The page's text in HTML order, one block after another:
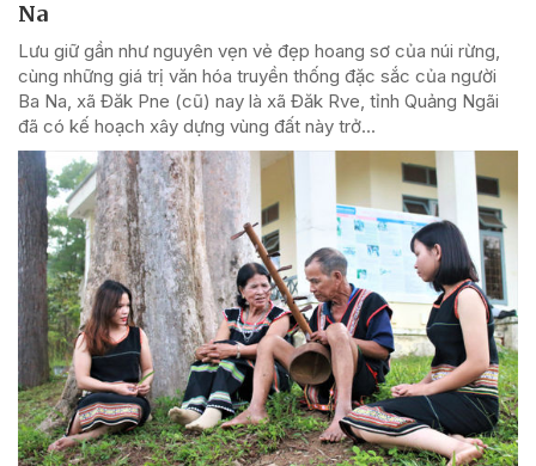
Na
Lưu giữ gần như nguyên vẹn vẻ đẹp hoang sơ của núi rừng,
cùng những giá trị văn hóa truyền thống đặc sắc của người
Ba Na, xã Đăk Pne (cũ) nay là xã Đăk Rve, tỉnh Quảng Ngãi
đã có kế hoạch xây dựng vùng đất này trở...